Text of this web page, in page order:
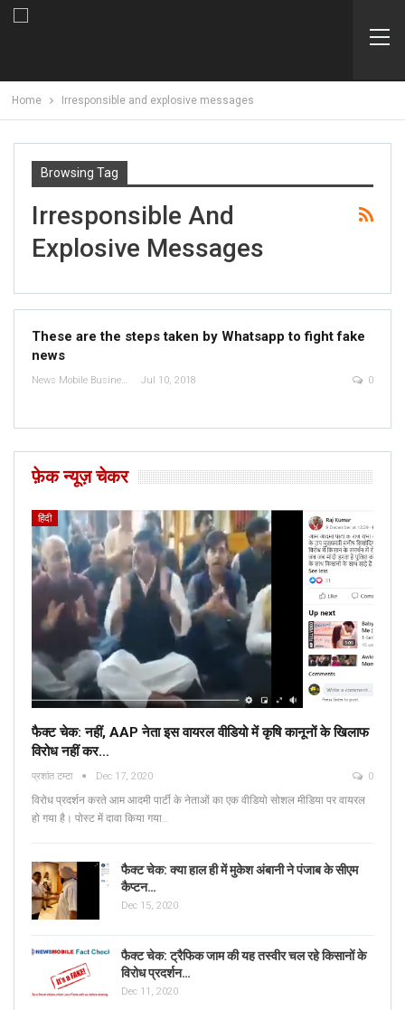
Home Irresponsible and explosive messages
Browsing Tag
Irresponsible And
Explosive Messages
These are the steps taken by Whatsapp to fight fake
news
News Mobile Business Bureau Jul 10, 2018 0
फ़ेक न्यूज़ चेकर
हिंदी
फैक्ट चेक: नहीं, AAP नेता इस वायरल वीडियो में कृषि कानूनों के खिलाफ
विरोध नहीं कर…
प्रशांत टम्टा Dec 17, 2020 0
विरोध प्रदर्शन करते आम आदमी पार्टी के नेताओं का एक वीडियो सोशल मीडिया पर वायरल
हो गया है। पोस्ट में दावा किया गया…
फैक्ट चेक: क्या हाल ही में मुकेश अंबानी ने पंजाब के सीएम
कैप्टन…
Dec 15, 2020
फैक्ट चेक: ट्रैफिक जाम की यह तस्वीर चल रहे किसानों के
विरोध प्रदर्शन…
Dec 11, 2020